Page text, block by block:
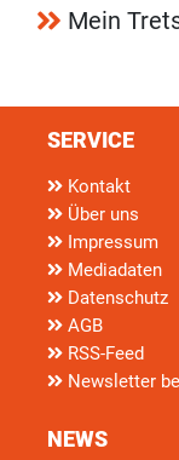
Mein
SERVICE
Kontakt
Über uns
Impressum
Mediadaten
Datenschutz
AGB
RSS-Feed
Newsletter
NEWS